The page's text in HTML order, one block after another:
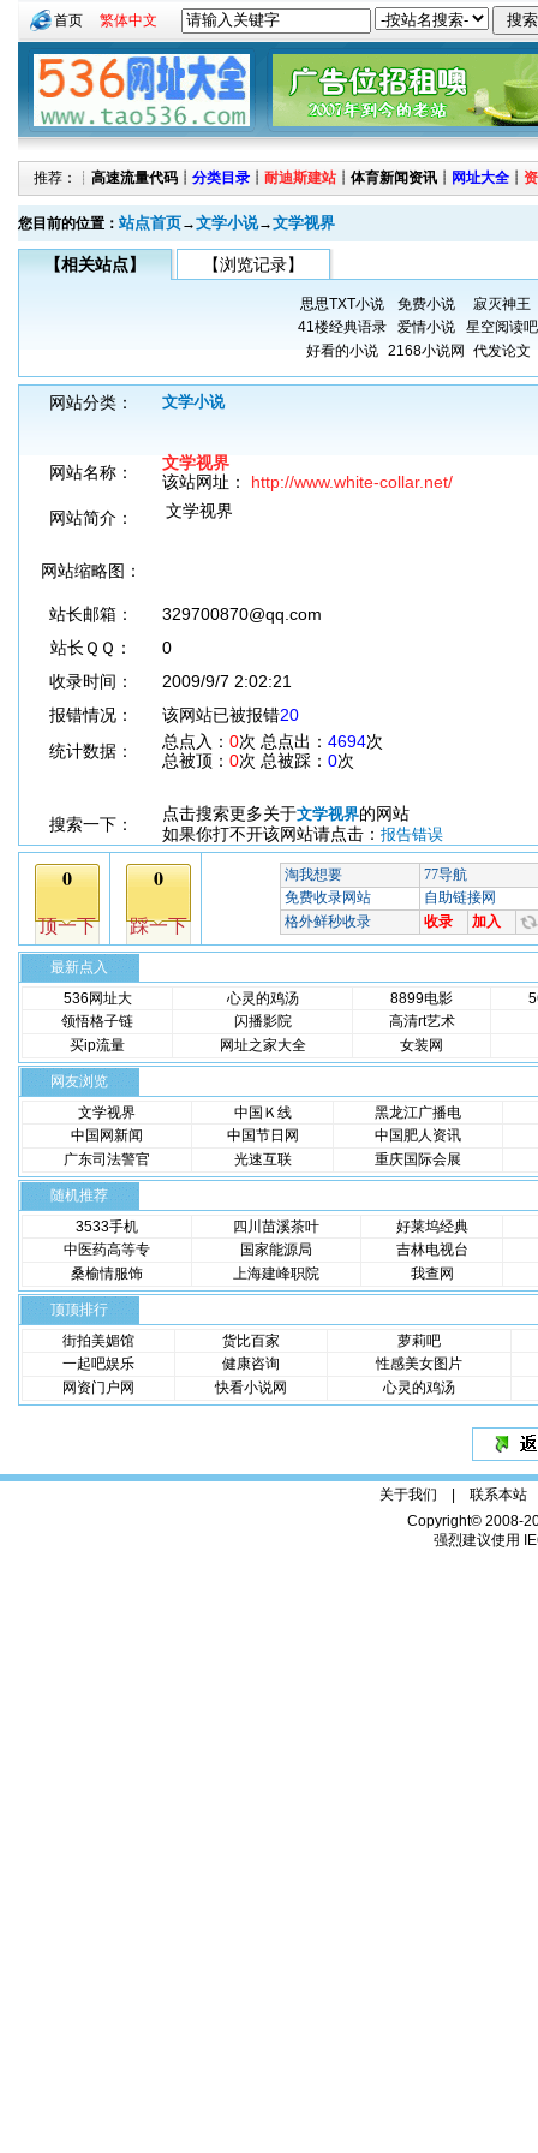
首页 繁体中文
推荐：┊ 高速流量代码 ┊ 分类目录 ┊ 耐迪斯建站 ┊ 体育新闻资讯 ┊ 网址大全 ┊
您目前的位置： 站点首页→文学小说→文学视界
【相关站点】 【浏览记录】
思思TXT小说 免费小说
寂灭神王
41楼经典语录
爱情小说
星空阅读吧
好看的小说 2168小说网 代发论文
网站分类： 文学小说
网站名称：
文学视界
该站网址： http://www.white-collar.net/
网站简介：
文学视界
网站缩略图：
站长邮箱：
329700870@qq.com
站长ＱＱ：
0
收录时间：
2009/9/7 2:02:21
报错情况：
该网站已被报错20
统计数据：
总点入： 0次 总点出： 4694次
总被顶： 0次 总被踩： 0次
搜索一下：
点击搜索更多关于文学视界的网站
如果你打不开该网站请点击： 报告错误
最新点入
536网址大
心灵的鸡汤 8899电影
领悟格子链
闪播影院
高清rt艺术
买ip流量
网址之家大全 女装网
网友浏览
文学视界
中国Ｋ线
黑龙江广播电
中国网新闻
中国节日网
中国肥人资讯
广东司法警官
光速互联 重庆国际会展
随机推荐
3533手机
四川苗溪茶叶
好莱坞经典
中医药高等专
国家能源局
吉林电视台
桑榆情服饰
上海建峰职院 我查网
顶顶排行
街拍美媚馆
货比百家
萝莉吧
一起吧娱乐
健康咨询
性感美女图片
网资门户网
快看小说网 心灵的鸡汤
关于我们 | 联系本站
Copyright© 2008-
强烈建议使用